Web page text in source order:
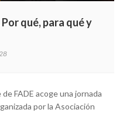
qué, para qué y
FADE acoge una jornada
por la Asociación